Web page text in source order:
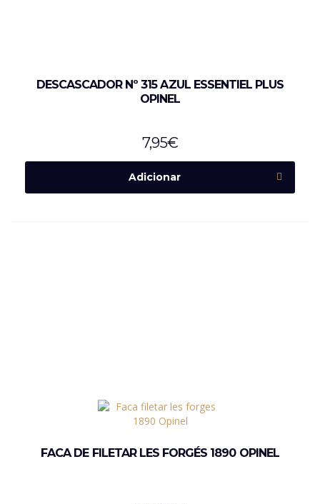
DESCASCADOR Nº 315 AZUL ESSENTIEL PLUS
OPINEL
7,95€
Adicionar
FACA DE FILETAR LES FORGÉS 1890 OPINEL